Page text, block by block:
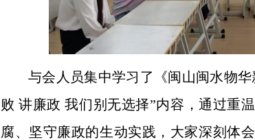
与会人员集中学习了《闽山闽水物
败 讲廉政 我们别无选择”内容，通过重
腐、坚守廉政的生动实践，大家深刻体